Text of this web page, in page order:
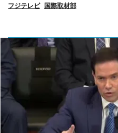
フジテレビ 国際取材部